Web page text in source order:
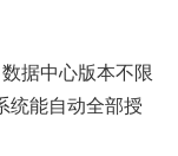
据中心版本不限
统能自动全部授